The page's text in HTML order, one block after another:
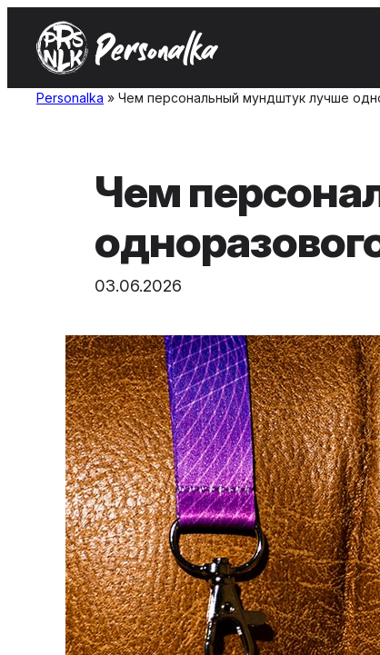
content
Personalka » Чем персональный мундштук лучше
Чем
03.06.2026